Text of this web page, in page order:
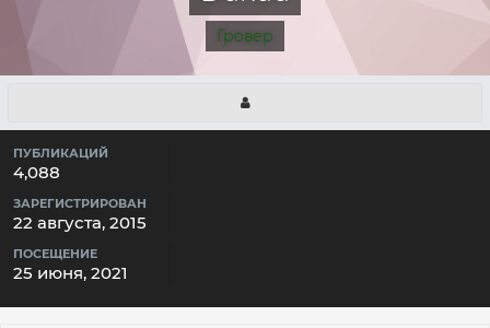
Гровер
ПУБЛИКАЦИЙ
4,088
ЗАРЕГИСТРИРОВАН
22 августа, 2015
ПОСЕЩЕНИЕ
25 июня, 2021